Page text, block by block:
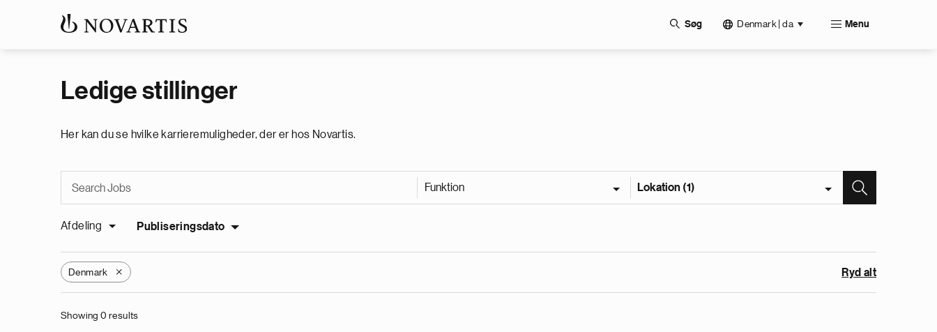
Søg Denmark | da Menu
Ledige stillinger
Her kan du se hvilke karrieremuligheder, der er hos Novartis.
Funktion Lokation (1)
Afdeling Publiseringsdato
Denmark X Ryd alt
Showing 0 results